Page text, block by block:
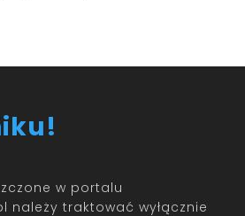
w portalu
należy traktować wyłącznie